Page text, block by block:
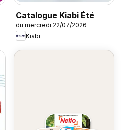
Catalogue Kiabi Été
du mercredi 22/07/2026
Kiabi